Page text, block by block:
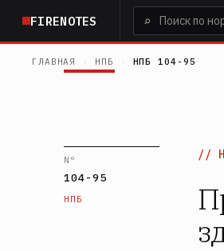
основному
содержанию
FIRENOTES ⌕
ГЛАВНАЯ НПБ НПБ 104-95
N°
104-95
НПБ